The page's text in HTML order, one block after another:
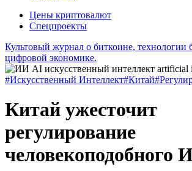
Цены криптовалют
Спецпроекты
Культовый журнал о биткоине, технологии
цифровой экономике.
#Искусственный Интеллект#Китай
Китай ужесточит
регулирование
человекоподобного